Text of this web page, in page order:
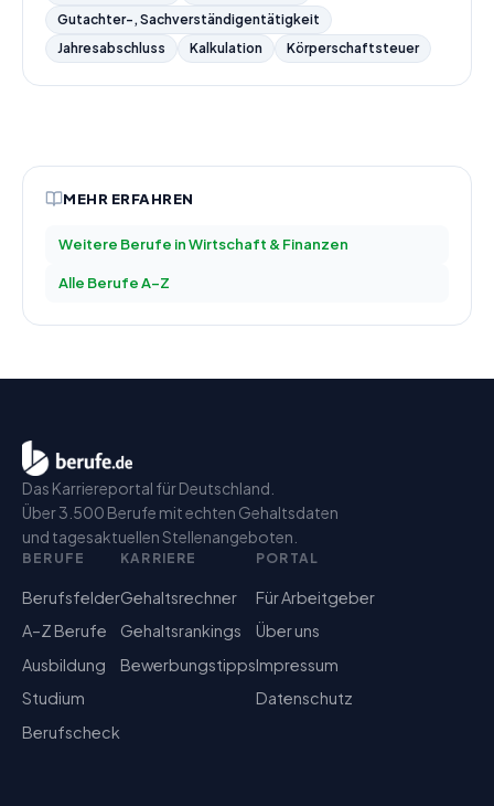
Gutachter-, Sachverständigentätigkeit
Jahresabschluss
Kalkulation Körperschaftsteuer
MEHR ERFAHREN
Weitere Berufe inWirtschaft & Finanzen
Alle Berufe A–Z
Das Karriereportal für Deutschland.
Über 3.500 Berufe mit echten Gehaltsdaten
und tagesaktuellen Stellenangeboten.
BERUFE
Berufsfelder
A–Z Berufe
Ausbildung
Studium
Berufscheck
KARRIERE
Gehaltsrechner
Gehaltsrankings
Bewerbungstipps
PORTAL
Für Arbeitgeber
Über uns
Impressum
Datenschutz